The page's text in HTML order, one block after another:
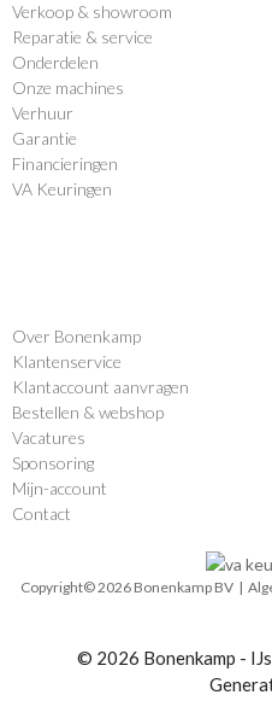
Verkoop & showroom
Reparatie & service
Onderdelen
Onze machines
Verhuur
Garantie
Financieringen
VA Keuringen
Over Bonenkamp
Klantenservice
Klantaccount aanvragen
Bestellen & webshop
Vacatures
Sponsoring
Mijn-account
Contact
Copyright© 2026 Bonenkamp BV |
© 2026 Bonenkamp -